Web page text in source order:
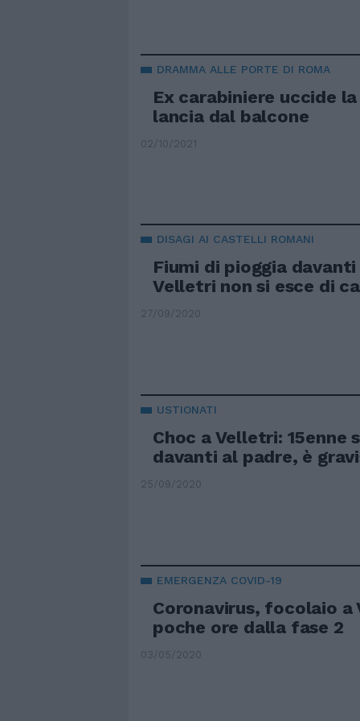
DRAMMA ALLE PORTE DI ROMA
Ex carabiniere uccide
lancia dal balcone
02/10/2021
DISAGI AI CASTELLI ROMANI
Fiumi di pioggia
Velletri non si esce di
27/09/2020
USTIONATI
Choc a Velletri: 15enne
davanti al padre, è
25/09/2020
EMERGENZA COVID-19
Coronavirus, focolaio a
poche ore dalla fase 2
03/05/2020